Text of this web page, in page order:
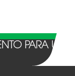
PARA UNA